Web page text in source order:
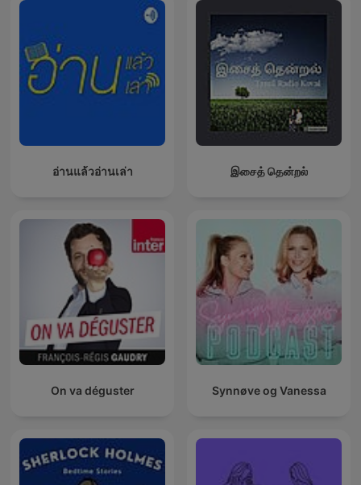
อ่านแล้วอ่านเล่า இசைத் தென்றல்
On va déguster Synnøve og Vanessa